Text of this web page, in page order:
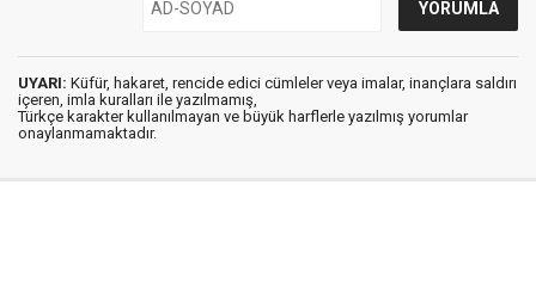
UYARI: Küfür, hakaret, rencide edici cümleler veya imalar, inançlara saldırı
içeren, imla kuralları ile yazılmamış,
Türkçe karakter kullanılmayan ve büyük harflerle yazılmış yorumlar
onaylanmamaktadır.